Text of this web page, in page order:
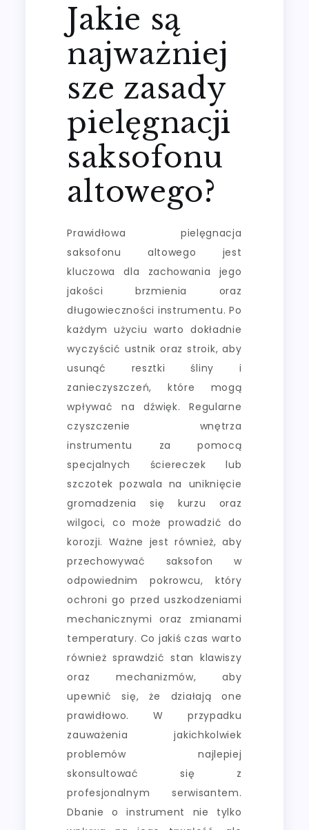
Jakie są
najważniej
sze zasady
pielęgnacji
saksofonu
altowego?
Prawidłowa pielęgnacja
saksofonu altowego jest
kluczowa dla zachowania jego
jakości brzmienia oraz
długowieczności instrumentu. Po
każdym użyciu warto dokładnie
wyczyścić ustnik oraz stroik, aby
usunąć resztki śliny i
zanieczyszczeń, które mogą
wpływać na dźwięk. Regularne
czyszczenie wnętrza
instrumentu za pomocą
specjalnych ściereczek lub
szczotek pozwala na uniknięcie
gromadzenia się kurzu oraz
wilgoci, co może prowadzić do
korozji. Ważne jest również, aby
przechowywać saksofon w
odpowiednim pokrowcu, który
ochroni go przed uszkodzeniami
mechanicznymi oraz zmianami
temperatury. Co jakiś czas warto
również sprawdzić stan klawiszy
oraz mechanizmów, aby
upewnić się, że działają one
prawidłowo. W przypadku
zauważenia jakichkolwiek
problemów najlepiej
skonsultować się z
profesjonalnym serwisantem.
Dbanie o instrument nie tylko